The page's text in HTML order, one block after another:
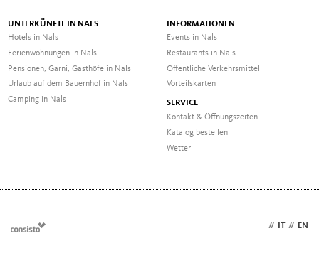
UNTERKÜNFTE IN NALS
Hotels in Nals
Ferienwohnungen in Nals
Pensionen, Garni, Gasthöfe in Nals
Urlaub auf dem Bauernhof in Nals
Camping in Nals
INFORMATIONEN
Events in Nals
Restaurants in Nals
Öffentliche Verkehrsmittel
Vorteilskarten
SERVICE
Kontakt & Öffnungszeiten
Katalog bestellen
Wetter
// IT // EN